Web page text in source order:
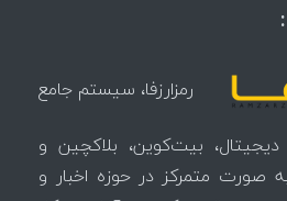
رمزارزفا، سیستم جامع
دیجیتال، بیت‌کوین، بلاکچین و
از سال 1400 به صورت متمرکز در حوزه اخبار و